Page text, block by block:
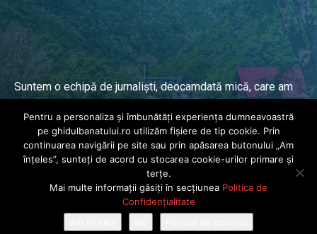
Suntem o echipă de jurnaliști, deocamdată mică, care am
lucrat și lucrăm în presa locală și națională de mai mulți
ani.
© Ghidul Banatului 2025. Toate drepturile rezervate · Dezvoltat de
Power Media FX
Pentru a personaliza și îmbunătăți experiența dumneavoastră
pe ghidulbanatului.ro utilizăm fișiere de tip cookie. Prin
continuarea navigării pe site sau prin apăsarea butonului „Am
înțeles”, sunteți de acord cu stocarea cookie-urilor primare și
terțe.
Mai multe informații găsiți în secțiunea Politica de
Confidențialitate